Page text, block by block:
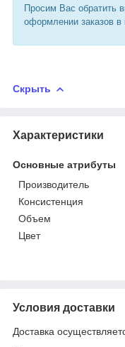
Просим Вас обратить
оформлении заказов в
Скрыть
Характеристики
Основные атрибуты
Производитель
Консистенция
Объем
Цвет
Условия доставки
Доставка